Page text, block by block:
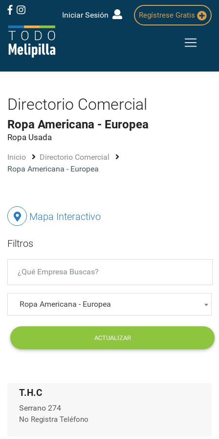
Iniciar Sesión Regístrese Gratis
Directorio Comercial
Ropa Americana - Europea
Ropa Usada
Inicio
Directorio Comercial
Ropa Americana - Europea
Mapa Interactivo
Filtros
Ropa Americana - Europea
ACTUALIZAR
T.H.C
Serrano 274
No Registra Teléfono